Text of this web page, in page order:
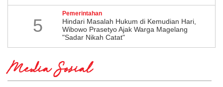
5
Pemerintahan
Hindari Masalah Hukum di Kemudian Hari,
Wibowo Prasetyo Ajak Warga Magelang
"Sadar Nikah Catat"
Media Sosial